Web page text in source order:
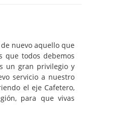
nuevo aquello que
que todos debemos
un gran privilegio y
servicio a nuestro
el eje Cafetero,
para que vivas